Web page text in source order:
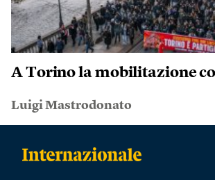
A Torino la mobilitazione
Luigi Mastrodonato